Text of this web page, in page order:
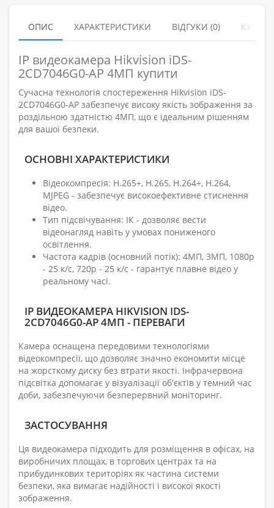
ОПИС ХАРАКТЕРИСТИКИ ВІДГУКИ (0)
IP видеокамера Hikvision iDS-
2CD7046G0-AP 4МП купити
Сучасна технологія спостереження Hikvision iDS-
2CD7046G0-AP забезпечує високу якість зображення за
роздільною здатністю 4МП, що є ідеальним рішенням
для вашої безпеки.
ОСНОВНІ ХАРАКТЕРИСТИКИ
Відеокомпресія: H.265+, H.265, H.264+, H.264,
MJPEG - забезпечує високоефективне стиснення
відео.
Тип підсвічування: ІК - дозволяє вести
відеонагляд навіть у умовах пониженого
освітлення.
Частота кадрів (основний потік): 4МП, 3МП, 1080р
- 25 к/с, 720р - 25 к/с - гарантує плавне відео у
реальному часі.
IP ВИДЕОКАМЕРА HIKVISION IDS-
2CD7046G0-AP 4МП - ПЕРЕВАГИ
Камера оснащена передовими технологіями
відеокомпресії, що дозволяє значно економити місце
на жорсткому диску без втрати якості. Інфрачервона
підсвітка допомагає у візуалізації об'єктів у темний час
доби, забезпечуючи безперервний моніторинг.
ЗАСТОСУВАННЯ
Ця видеокамера підходить для розміщення в офісах, на
виробничих площах, в торгових центрах та на
прибудинкових територіях як частина системи
безпеки, яка вимагає надійності і високої якості
зображення.